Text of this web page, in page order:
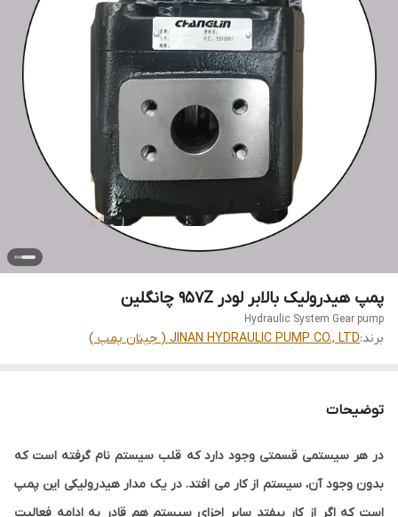
پمپ هیدرولیک بالابر لودر 957Z چانگلین
Hydraulic System Gear pump
برند:JINAN HYDRAULIC PUMP CO., LTD ( جینان پمپ )
توضیحات
در هر سیستمی قسمتی وجود دارد که قلب سیستم نام گرفته است که
بدون وجود آن، سیستم از کار می افتد. در یک مدار هیدرولیکی این پمپ
است که اگر از کار بیفتد سایر اجزای سیستم هم قادر به ادامه فعالیت